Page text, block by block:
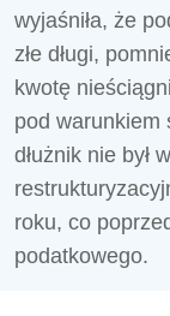
wyjaśniła, że
złe długi,
kwotę
pod warunkiem
dłużnik nie był
roku, co
podatkowego.